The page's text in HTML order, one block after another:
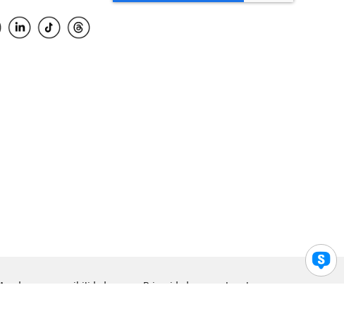
Ayuda para accesibilidad Privacidad Legal